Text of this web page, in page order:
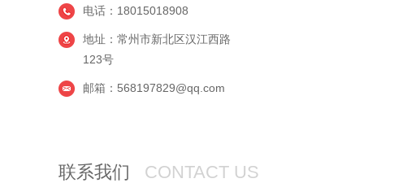
电话：18015018908
地址：常州市新北区汉江西路
123号
邮箱：568197829@qq.com
联系我们 CONTACT US